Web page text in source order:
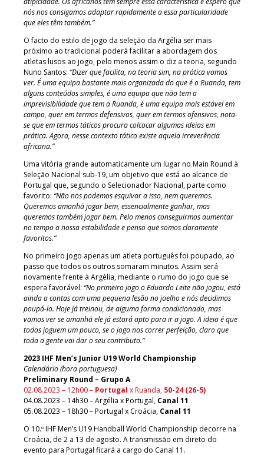
nós nos consigamos adaptar rapidamente a essa particularidade
que eles têm também.”
O facto do estilo de jogo da seleção da Argélia ser mais
próximo ao tradicional poderá facilitar a abordagem dos
atletas lusos ao jogo, pelo menos assim o diz a teoria, segundo
Nuno Santos: “Dizer que facilita, na teoria sim, na prática vamos
ver. É uma equipa bastante mais organizada do que é o Ruanda, tem
alguns conteúdos simples, é uma equipa que não tem a
imprevisibilidade que tem a Ruanda, é uma equipa mais estável em
campo, quer em termos defensivos, quer em termos ofensivos, nota-
se que em termos táticos procura colcocar algumas ideias em
prática. Agora, nesse contexto tático existe aquela irreverência
africana.”
Uma vitória grande automaticamente um lugar no Main Round à
Seleção Nacional sub-19, um objetivo que está ao alcance de
Portugal que, segundo o Selecionador Nacional, parte como
favorito: “Não nos podemos esquivar a isso, nem queremos.
Queremos amanhã jogar bem, essencialmente ganhar, mas
queremos também jogar bem. Pelo menos conseguirmos aumentar
no tempo a nossa estabilidade e penso que somos claramente
favoritos.”
No primeiro jogo apenas um atleta português foi poupado, ao
passo que todos os outros somaram minutos. Assim será
novamente frente à Argélia, mediante o rumo do jogo que se
espera favorável: “No primeiro jogo o Eduardo Leite não jogou, está
ainda a contas com uma pequena lesão no joelho e nós decidimos
poupá-lo. Hoje já treinou, de alguma forma condicionado, mas
vamos ver se amanhã ele já estará apto para ir a jogo. A ideia é que
todos joguem um pouco, se o jogo nos correr perfeição, claro que
toda a gente vai dar o seu contributo.”
2023 IHF Men’s Junior U19 World Championship
Calendário (hora portuguesa)
Preliminary Round – Grupo A
02.08.2023 – 12h00 – Portugal x Ruanda, 50-24 (26-5)
04.08.2023 – 14h30 – Argélia x Portugal, Canal 11
05.08.2023 – 18h30 – Portugal x Croácia, Canal 11
O 10.º IHF Men’s U19 Handball World Championship decorre na
Croácia, de 2 a 13 de agosto. A transmissão em direto do
evento para Portugal ficará a cargo do Canal 11.